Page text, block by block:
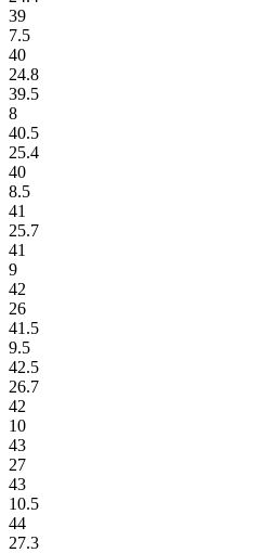
39
7.5
40
24.8
39.5
8
40.5
25.4
40
8.5
41
25.7
41
9
42
26
41.5
9.5
42.5
26.7
42
10
43
27
43
10.5
44
27.3